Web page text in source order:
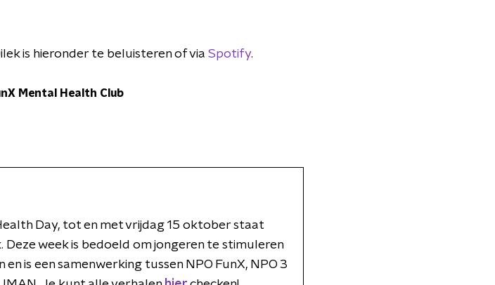
is hieronder te beluisteren of via Spotify.
Mental Health Club
Day, tot en met vrijdag 15 oktober staat
Deze week is bedoeld om jongeren te stimuleren
is een samenwerking tussen NPO FunX, NPO 3